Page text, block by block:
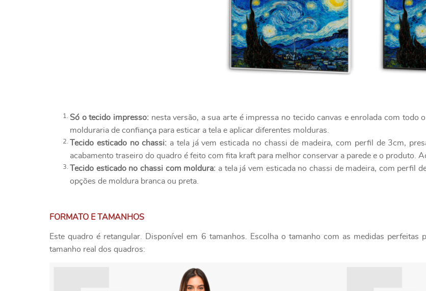
Só o tecido impresso:nesta versão, a sua arte é impressa no tecido canvas e enrolada com todo
molduraria de confiança para esticar a tela e aplicar diferentes molduras.
Tecido esticado no chassi: a tela já vem esticada no chassi de madeira, com perfil de 3cm,
acabamento traseiro do quadro é feito com fita kraft para melhor conservar a parede e o produto.
Tecido esticado no chassi com moldura: a tela já vem esticada no chassi de madeira, com perfil
opções de moldura branca ou preta.
FORMATO E TAMANHOS
Este quadro é retangular. Disponível em 6 tamanhos. Escolha o tamanho com as medidas
tamanho real dos quadros: